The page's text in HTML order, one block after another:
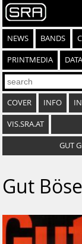
NEWS BANDS
PRINTMEDIA DATA
COVER INFO
VIS.SRA.AT
GUT
Gut